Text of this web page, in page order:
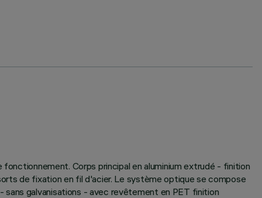
Corps principal en aluminium extrudé - finition
de fixation en fil d'acier. Le système optique se compose
galvanisations - avec revêtement en PET finition